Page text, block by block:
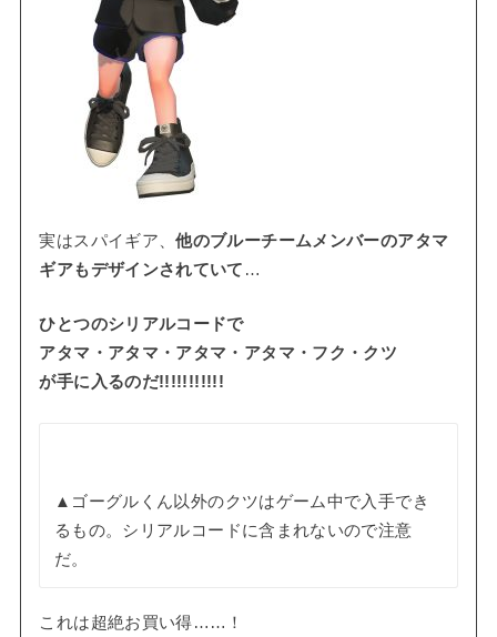
実はスパイギア、他のブルーチームメンバーのアタマ
ギアもデザインされていて …
ひとつのシリアルコードで
アタマ・アタマ・アタマ・アタマ・フク・クツ
が手に入るのだ!!!!!!!!!!!
▲ゴーグルくん以外のクツはゲーム中で入手でき
るもの。シリアルコードに含まれないので注意
だ。
これは超絶お買い得……！